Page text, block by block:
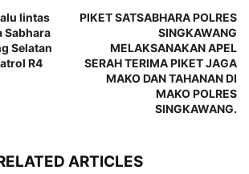
lintas
Sabhara
Selatan
R4
PIKET SATSABHARA POLRES
SINGKAWANG
MELAKSANAKAN APEL
SERAH TERIMA PIKET JAGA
MAKO DAN TAHANAN DI
MAKO POLRES
SINGKAWANG.
ARTICLES